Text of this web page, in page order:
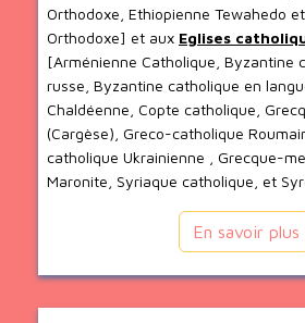
Orthodoxe, Ethiopienne Tewahedo
Orthodoxe] et aux Eglises
[Arménienne Catholique, Byzantine
russe, Byzantine catholique en
Chaldéenne, Copte catholique,
(Cargèse), Greco-catholique
catholique Ukrainienne , Grecque-
Maronite, Syriaque catholique, et
En savoir plus